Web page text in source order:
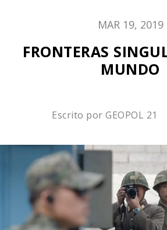
MAR 19, 2019
FRONTERAS
MUNDO
Escrito por GEOPOL 21